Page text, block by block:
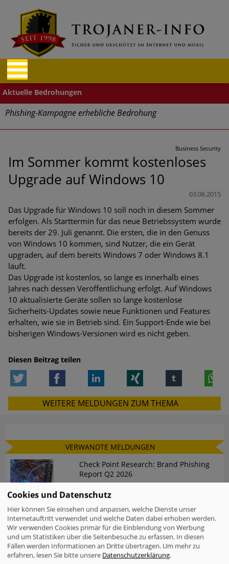
Phishing-Kampagne erhebliche Bedrohung
Welle an Social-Engineering-Betrugsmaschen und
Identitätsdiebstahl
Exponentiell wachsende Risiken, eine immer
unübersichtlichere Cyber-Bedrohungslage – was CISOs jetzt
Digitale Assets aller Arten im Fokus der aktuellen Cyber-
Bedrohungen
Ungebremster Aufstieg: Mega-Ransomware. Deutsche
Unternehmen dürfen Bedrohungspotential nicht
unterschätzen
Weiterentwicklung der HTTP-basierten Cyberangriffe lässt
Experten vor Tsunami bei Web-DDoS-Angriffen warnen
Phishing-Trend: Führungskräfte im Visier. Was hilft gegen
Aktuelle Phishing-Kampagnen mit großen Markennamen –
Amazon hat nun reagiert
Fake-Unternehmensprofile auf LinkedIn: Unternehmen und
Cyber Experience Center in Augsburg
Business Security
Im Sommer kommt kostenloses
Upgrade auf Windows 10
03.06.2015
Das Upgrade für Windows 10 soll noch in diesem Sommer
erfolgen. Als Starttermin für das neue Betriebssystem wurde
bereits der 29. Juli genannt. Die ersten, die in den Genuss
von Windows 10 kommen, sind Nutzer, die ein Gerät
upgraden, auf dem bereits Windows 7 oder Windows 8.1
läuft.
Das Upgrade ist kostenlos, so lange es innerhalb eines
Jahres nach dessen Veröffentlichung erfolgt. Auf Windows
10 aktualisierte Geräte sollen so lange kostenlose
Sicherheits-Updates sowie neue Funktionen und Features
erhalten, wie sie in Betrieb sind. Ein Support-Ende wie bei
bisherigen Windows-Versionen wird es nicht geben.
Diesen Beitrag teilen
Facebook LinkedIn tumblr
WEITERE MELDUNGEN ZUM THEMA
VERWANDTE MELDUNGEN
Check Point Research: Brand Phishing
Report Q2 2026
Cyberattacken betroffen als Windows-
Nutzer
IT-Probleme im Einzelhandel - Warum
Software und Transparenz
entscheidend sind
Cookies und Datenschutz
Hier können Sie einsehen und anpassen, welche Dienste unser
Internetauftritt verwendet und welche Daten dabei erhoben werden.
Wir verwenden Cookies primär für die Einblendung von Werbung
und um Statistiken über die Seitenbesuche zu erfassen. In diesen
Fällen werden Informationen an Dritte übertragen. Um mehr zu
erfahren, lesen Sie bitte unsere Datenschutzerklärung.